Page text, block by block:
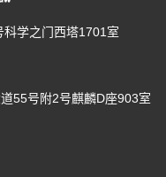
科学之门西塔1701室
55号附2号麒麟D座903室